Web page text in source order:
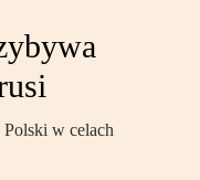
w celach